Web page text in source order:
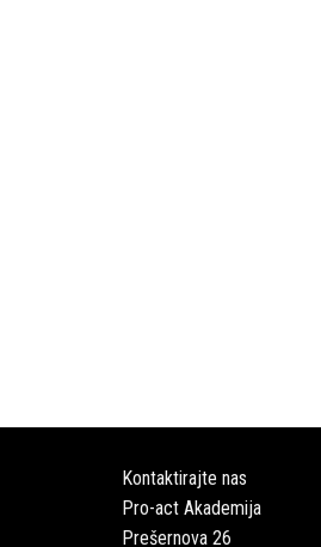
Kontaktirajte nas
Pro-act Akademija
Prešernova 26